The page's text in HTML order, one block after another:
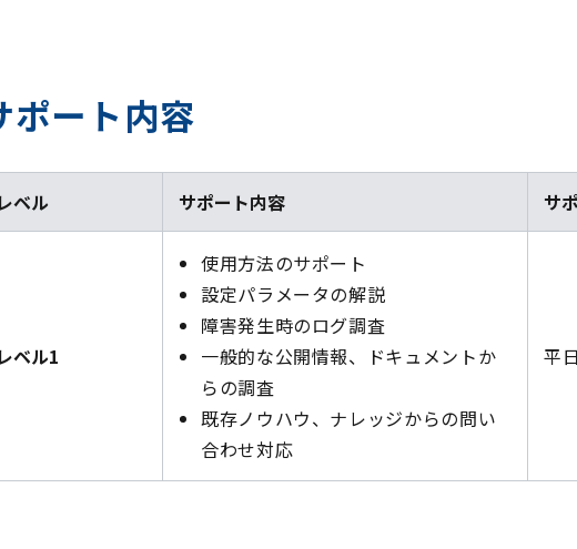
ポート内容
レベル サポート内容 サ
レベル1
使用方法のサポート
設定パラメータの解説
障害発生時のログ調査
一般的な公開情報、ドキュメントか
らの調査
既存ノウハウ、ナレッジからの問い
合わせ対応
平